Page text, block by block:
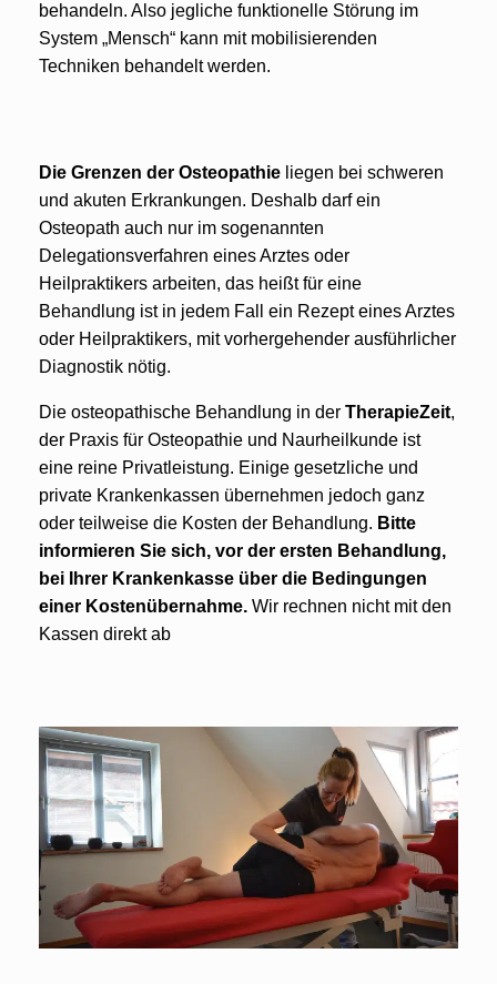
behandeln. Also jegliche funktionelle Störung im
System „Mensch“ kann mit mobilisierenden
Techniken behandelt werden.
Die Grenzen der Osteopathie liegen bei schweren
und akuten Erkrankungen. Deshalb darf ein
Osteopath auch nur im sogenannten
Delegationsverfahren eines Arztes oder
Heilpraktikers arbeiten, das heißt für eine
Behandlung ist in jedem Fall ein Rezept eines Arztes
oder Heilpraktikers, mit vorhergehender ausführlicher
Diagnostik nötig.
Die osteopathische Behandlung in der TherapieZeit,
der Praxis für Osteopathie und Naurheilkunde ist
eine reine Privatleistung. Einige gesetzliche und
private Krankenkassen übernehmen jedoch ganz
oder teilweise die Kosten der Behandlung. Bitte
informieren Sie sich, vor der ersten Behandlung,
bei Ihrer Krankenkasse über die Bedingungen
einer Kostenübernahme. Wir rechnen nicht mit den
Kassen direkt ab